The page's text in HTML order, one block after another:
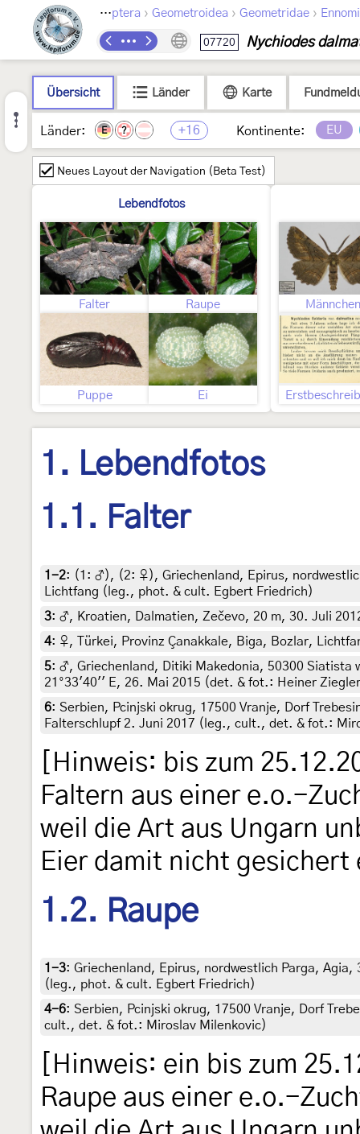
Lepidoptera › Geometroidea › Geometridae ›
07720 Nychiodes
Übersicht Länder Karte
Länder: E ? +16 Kontinente: EU
Neues Layout der Navigation (Beta Test)
Lebendfotos
Falter Raupe
Puppe Ei
Männchen
1. Lebendfotos
1.1. Falter
1-2: (1: ♂), (2: ♀), Griechenland, Epirus,
Lichtfang (leg., phot. & cult. Egbert Friedrich)
3: ♂, Kroatien, Dalmatien, Zečevo, 20 m, 30. Juli
4: ♀, Türkei, Provinz Çanakkale, Biga, Bozlar,
5: ♂, Griechenland, Ditiki Makedonia, 50300 Siatista
21°33'40'' E, 26. Mai 2015 (det. & fot.: Heiner
6: Serbien, Pcinjski okrug, 17500 Vranje, Dorf
Falterschlupf 2. Juni 2017 (leg., cult., det. & fot.:
[Hinweis: bis zum
Faltern aus einer e.o.-
weil die Art aus Ungarn
Eier damit nicht
1.2. Raupe
1-3: Griechenland, Epirus, nordwestlich Parga,
(leg., phot. & cult. Egbert Friedrich)
4-6: Serbien, Pcinjski okrug, 17500 Vranje, Dorf
cult., det. & fot.: Miroslav Milenkovic)
[Hinweis: ein bis zum
Raupe aus einer e.o.-